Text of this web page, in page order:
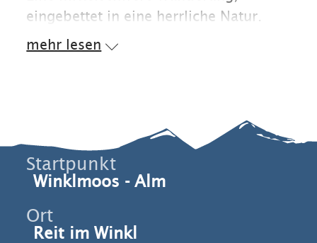
eingebettet in eine herrliche Natur.
mehr lesen
Startpunkt
Winklmoos - Alm
Ort
Reit im Winkl